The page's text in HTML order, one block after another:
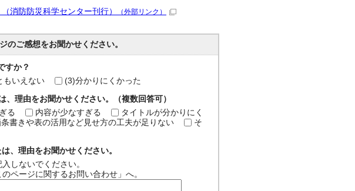
消防防災科学センター刊行） （外部リンク）
のご感想をお聞かせください。
すか？
もいえない (3)分かりにくかった
理由をお聞かせください。（複数回答可）
る 内容が少なすぎる
タイトルが分かりにく
書きや表の活用など見せ方の工夫が足りない
そ
、理由をお聞かせください。
しないでください。
ページに関するお問い合わせ」へ。